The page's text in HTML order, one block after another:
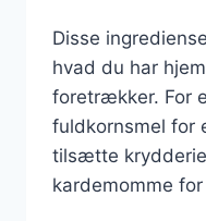
Disse
hvad du har
foretrækker. For
fuldkornsmel for
tilsætte
kardemomme